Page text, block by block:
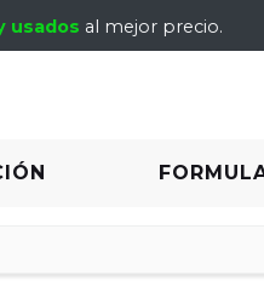
usados al mejor precio.